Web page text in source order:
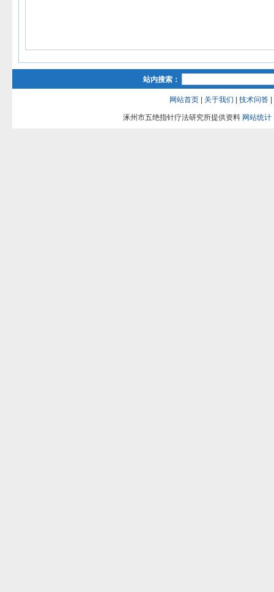
站内搜索：
网站首页 关于我们 技术问答
涿州市五绝指针疗法研究所提供资料 网站统计